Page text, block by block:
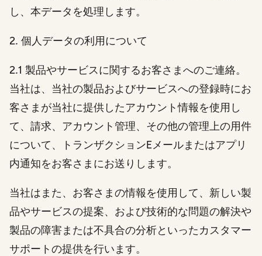
し、本データを処理します。
2. 個人データの利用について
2.1 製品やサービスに関するお客さまへのご連絡。
当社は、当社の製品およびサービスへの登録時にお
客さまが当社に提供したアカウント情報を使用し
て、請求、アカウント管理、その他の管理上の用件
について、トランザクションEメールまたはアプリ
内通知をお客さまにお送りします。
当社はまた、お客さまの情報を使用して、新しい製
品やサービスの提案、および技術的な問題の解決や
製品の障害または不具合の分析といったカスタマー
サポートの提供を行います。